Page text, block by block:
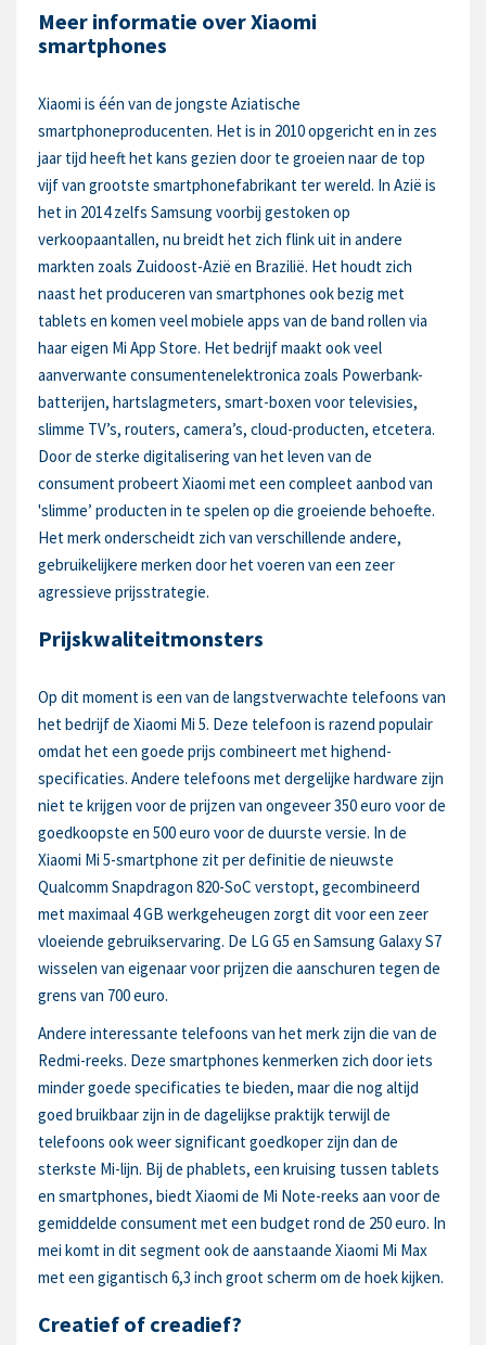
Meer informatie over Xiaomi
smartphones
Xiaomi is één van de jongste Aziatische
smartphoneproducenten. Het is in 2010 opgericht en in zes
jaar tijd heeft het kans gezien door te groeien naar de top
vijf van grootste smartphonefabrikant ter wereld. In Azië is
het in 2014 zelfs Samsung voorbij gestoken op
verkoopaantallen, nu breidt het zich flink uit in andere
markten zoals Zuidoost-Azië en Brazilië. Het houdt zich
naast het produceren van smartphones ook bezig met
tablets en komen veel mobiele apps van de band rollen via
haar eigen Mi App Store. Het bedrijf maakt ook veel
aanverwante consumentenelektronica zoals Powerbank-
batterijen, hartslagmeters, smart-boxen voor televisies,
slimme TV’s, routers, camera’s, cloud-producten, etcetera.
Door de sterke digitalisering van het leven van de
consument probeert Xiaomi met een compleet aanbod van
'slimme’ producten in te spelen op die groeiende behoefte.
Het merk onderscheidt zich van verschillende andere,
gebruikelijkere merken door het voeren van een zeer
agressieve prijsstrategie.
Prijskwaliteitmonsters
Op dit moment is een van de langstverwachte telefoons van
het bedrijf de Xiaomi Mi 5. Deze telefoon is razend populair
omdat het een goede prijs combineert met highend-
specificaties. Andere telefoons met dergelijke hardware zijn
niet te krijgen voor de prijzen van ongeveer 350 euro voor de
goedkoopste en 500 euro voor de duurste versie. In de
Xiaomi Mi 5-smartphone zit per definitie de nieuwste
Qualcomm Snapdragon 820-SoC verstopt, gecombineerd
met maximaal 4 GB werkgeheugen zorgt dit voor een zeer
vloeiende gebruikservaring. De LG G5 en Samsung Galaxy S7
wisselen van eigenaar voor prijzen die aanschuren tegen de
grens van 700 euro.
Andere interessante telefoons van het merk zijn die van de
Redmi-reeks. Deze smartphones kenmerken zich door iets
minder goede specificaties te bieden, maar die nog altijd
goed bruikbaar zijn in de dagelijkse praktijk terwijl de
telefoons ook weer significant goedkoper zijn dan de
sterkste Mi-lijn. Bij de phablets, een kruising tussen tablets
en smartphones, biedt Xiaomi de Mi Note-reeks aan voor de
gemiddelde consument met een budget rond de 250 euro. In
mei komt in dit segment ook de aanstaande Xiaomi Mi Max
met een gigantisch 6,3 inch groot scherm om de hoek kijken.
Creatief of creadief?